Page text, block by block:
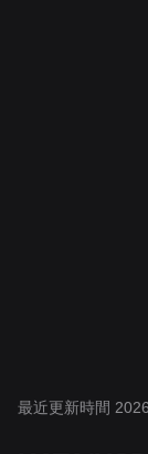
最近更新時間